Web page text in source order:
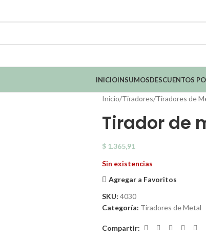
INICIOINSUMOSDESCUENTOS
Inicio Tiradores Tiradores de
Tirador de
$1.365,91
Sin existencias
Agregar a Favoritos
SKU: 4030
Categoría: Tiradores de Metal
Compartir: